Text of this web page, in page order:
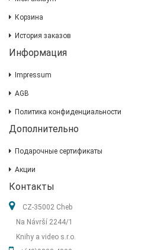
Корзина
История заказов
Информация
Impressum
AGB
Политика конфиденциальности
Дополнительно
Подарочные сертификаты
Акции
Контакты
CZ-35002 Cheb
Na Návrší 2244/1
Knihy a video s.r.o.